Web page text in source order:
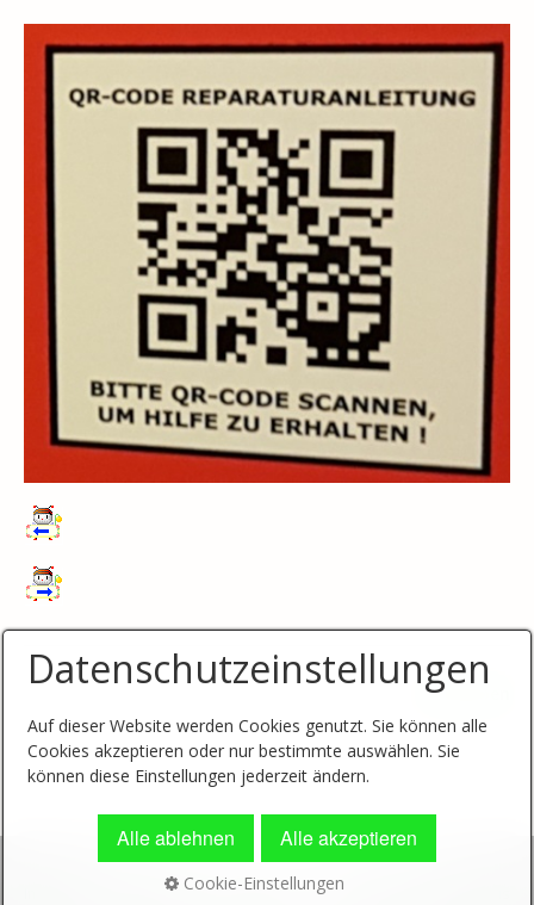
Nach oben
Datenschutz Sitemap
Datenschutzeinstellungen
Auf dieser Website werden Cookies genutzt. Sie können alle
Cookies akzeptieren oder nur bestimmte auswählen. Sie
können diese Einstellungen jederzeit ändern.
Alle ablehnen Alle akzeptieren
Cookie-Einstellungen